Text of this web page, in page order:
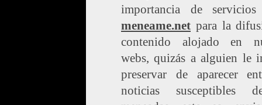
importancia de servicios
meneame.net para la
contenido alojado en
webs, quizás a alguien le
preservar de aparecer
noticias susceptibles